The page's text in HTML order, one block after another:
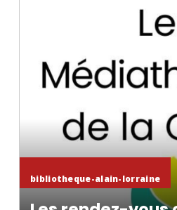
bibliotheque-alain-lorraine